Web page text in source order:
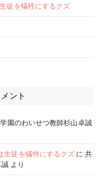
徒を犠牲にするクズ
ント
園のわいせつ教師杉山卓誠
生徒を犠牲にするクズ に 共
誠 より